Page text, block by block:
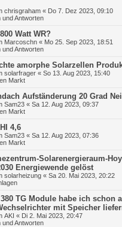
chrisgraham « Do 7. Dez 2023, 09:10
und Antworten
Watt WR?
Marcoschn « Mo 25. Sep 2023, 18:51
und Antworten
amorphe Solarzellen
solarfrager « So 13. Aug 2023, 15:40
Markt
Aufständerung 20 Grad
Sam23 « Sa 12. Aug 2023, 09:37
Markt
4,6
Sam23 « Sa 12. Aug 2023, 07:36
Markt
Solarenergieraum-
Energiewende gelöst
solarheizung « Sa 20. Mai 2023, 20:22
TG Module habe ich schon
mit Speicher
AKI « Di 2. Mai 2023, 20:47
und Antworten